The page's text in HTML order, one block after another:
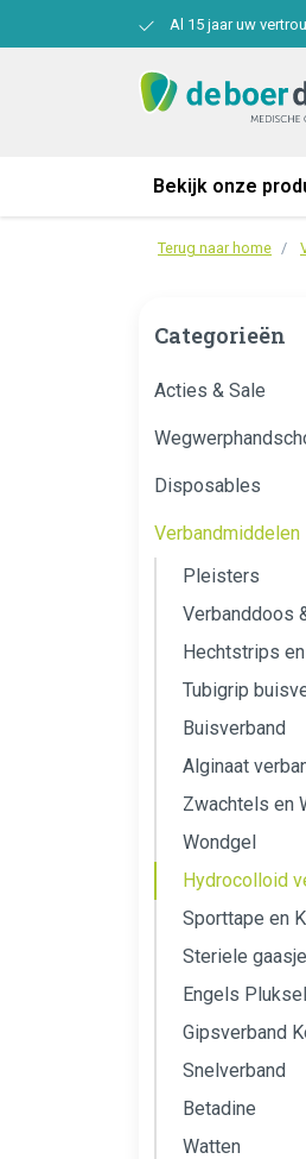
Al 15 jaar uw
Bekijk onze
Terug naar home
Categorieën
Acties & Sale
Disposables
Verbandmiddelen
Pleisters
Hechtstrips
Tubigrip
Buisverband
Alginaat
Zwachtels en
Wondgel
Hydrocolloid
Sporttape en
Steriele
Engels Pluksel
Gipsverband
Snelverband
Betadine
Watten